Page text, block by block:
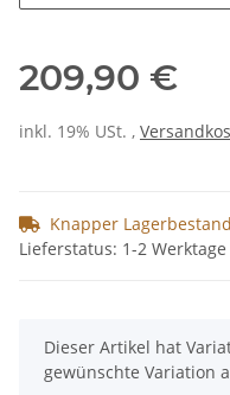
209,90 €
inkl. 19% USt. ,
Knapper Lagerbestand
Lieferstatus: 1-2 Werktage
x
Dieser Artikel hat
gewünschte Variation